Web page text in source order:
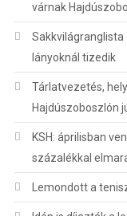
várnak
Sakkvilágranglista
lányoknál tizedik
Tárlatvezetés,
Hajdúszoboszlón
KSH: áprilisban
százalékkal
Lemondott a